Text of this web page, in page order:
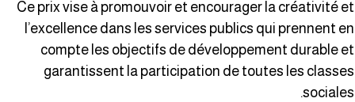
Ce prix vise à promouvoir et encourager la créativité
l’excellence dans les services publics qui prennent
compte les objectifs de développement durable
garantissent la participation de toutes les